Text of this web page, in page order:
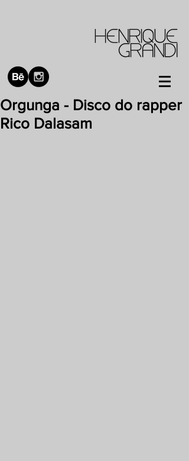
Orgunga - Disco do rapper
Rico Dalasam